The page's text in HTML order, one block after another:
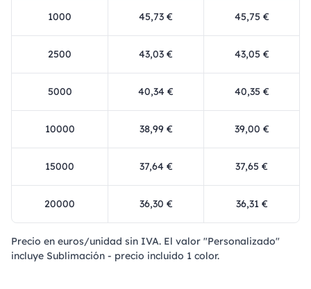
1000 45,73 € 45,75 €
2500 43,03 € 43,05 €
5000 40,34 € 40,35 €
10000 38,99 € 39,00 €
15000 37,64 € 37,65 €
20000 36,30 € 36,31 €
Precio en euros/unidad sin IVA. El valor "Personalizado"
incluye Sublimación - precio incluido 1 color.